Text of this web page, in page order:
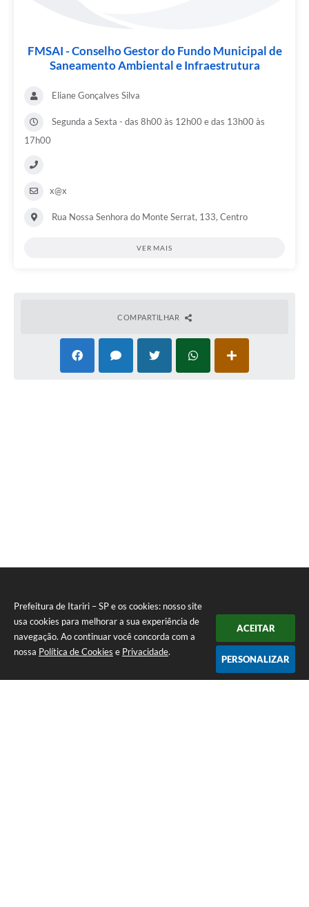
Prefeitura de Itariri – SP e os cookies: nosso site
usa cookies para melhorar a sua experiência de
navegação. Ao continuar você concorda com a
nossa Política de Cookies e Privacidade.
ACEITAR
PERSONALIZAR
FMSAI - Conselho Gestor do Fundo Municipal de
Saneamento Ambiental e Infraestrutura
Eliane Gonçalves Silva
Segunda a Sexta - das 8h00 às 12h00 e das 13h00 às
17h00
x@x
Rua Nossa Senhora do Monte Serrat, 133, Centro
VER MAIS
COMPARTILHAR